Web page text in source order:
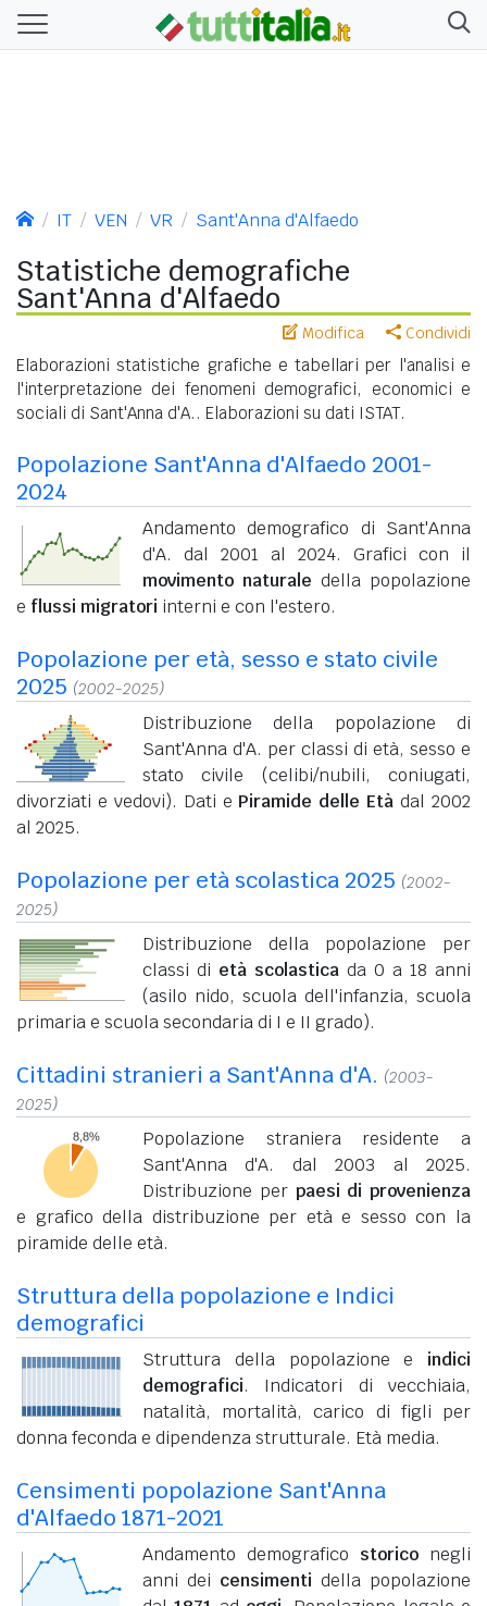
IT VEN VR Sant'Anna d'Alfaedo
Statistiche demografiche
Sant'Anna d'Alfaedo
Modifica Condividi
Elaborazioni statistiche grafiche e tabellari per l'analisi e
l'interpretazione dei fenomeni demografici, economici e
sociali di Sant'Anna d'A.. Elaborazioni su dati ISTAT.
Popolazione Sant'Anna d'Alfaedo 2001-
2024
Andamento demografico di Sant'Anna
d'A. dal 2001 al 2024. Grafici con il
movimento naturale della popolazione
e flussi migratori interni e con l'estero.
Popolazione per età, sesso e stato civile
2025 (2002-2025)
Distribuzione della popolazione di
Sant'Anna d'A. per classi di età, sesso e
stato civile (celibi/nubili, coniugati,
divorziati e vedovi). Dati e Piramide delle Età dal 2002
al 2025.
Popolazione per età scolastica 2025 (2002-
2025)
Distribuzione della popolazione per
classi di età scolastica da 0 a 18 anni
(asilo nido, scuola dell'infanzia, scuola
primaria e scuola secondaria di I e II grado).
Cittadini stranieri a Sant'Anna d'A. (2003-
2025)
Popolazione straniera residente a
Sant'Anna d'A. dal 2003 al 2025.
Distribuzione per paesi di provenienza
e grafico della distribuzione per età e sesso con la
piramide delle età.
Struttura della popolazione e Indici
demografici
Struttura della popolazione e indici
demografici. Indicatori di vecchiaia,
natalità, mortalità, carico di figli per
donna feconda e dipendenza strutturale. Età media.
Censimenti popolazione Sant'Anna
d'Alfaedo 1871-2021
Andamento demografico storico negli
anni dei censimenti della popolazione